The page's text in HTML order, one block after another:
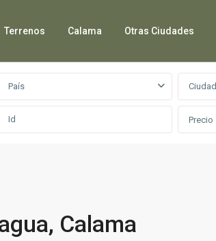
Terrenos Calama Otras Ciudades
País Ciudad
Precio
Calama